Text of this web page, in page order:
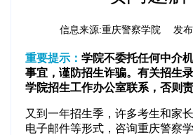
信息来源:重庆警察学院 发
重要提示： 学院不委托任何中介
事宜，谨防招生诈骗。有关招生
学院招生工作办公室联系，否则责
又到一年招生季，许多考生和家
电子邮件等形式，咨询重庆警察